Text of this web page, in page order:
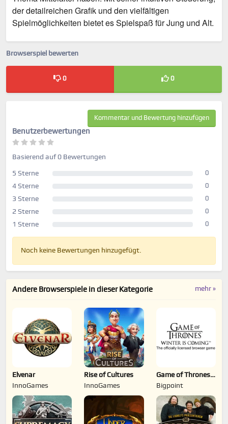
der detailreichen Grafik und den vielfältigen
Spielmöglichkeiten bietet es Spielspaß für Jung und Alt.
Browserspiel bewerten
0 0
Kommentar und Bewertung hinzufügen
Benutzerbewertungen
Basierend auf 0 Bewertungen
5 Sterne 0
4 Sterne 0
3 Sterne 0
2 Sterne 0
1 Sterne 0
Noch keine Bewertungen hinzugefügt.
mehr »
Andere Browserspiele in dieser Kategorie
Elvenar
InnoGames
Rise of Cultures
InnoGames
Game of Thrones
Winter is Coming
Bigpoint